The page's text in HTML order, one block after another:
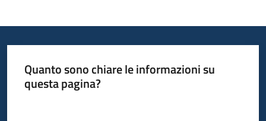
Quanto sono chiare le informazioni su
questa pagina?